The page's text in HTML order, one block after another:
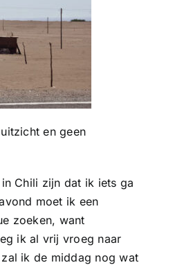
en geen
Chili zijn dat ik iets ga
moet ik een
zoeken, want
ik al vrij vroeg naar
ik de middag nog wat